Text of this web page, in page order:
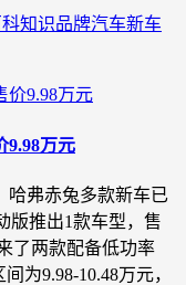
知识品牌汽车新车
9.98万元
哈弗赤兔多款新车已
版推出1款车型，售
了两款配备低功率
为9.98-10.48万元，